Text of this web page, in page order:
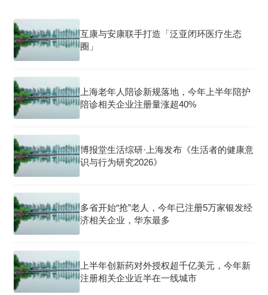
互康与安康联手打造「泛亚闭环医疗生态
圈」
上海老年人陪诊新规落地，今年上半年陪护
陪诊相关企业注册量涨超40%
博报堂生活综研·上海发布《生活者的健康意
识与行为研究2026》
多省开始“抢”老人，今年已注册5万家银发经
济相关企业，华东最多
上半年创新药对外授权超千亿美元，今年新
注册相关企业近半在一线城市